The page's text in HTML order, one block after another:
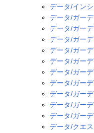
データ/イン
データ/ガー
データ/ガー
データ/ガー
データ/ガー
データ/ガー
データ/ガー
データ/ガー
データ/ガー
データ/ガー
データ/ガー
データ/クエス